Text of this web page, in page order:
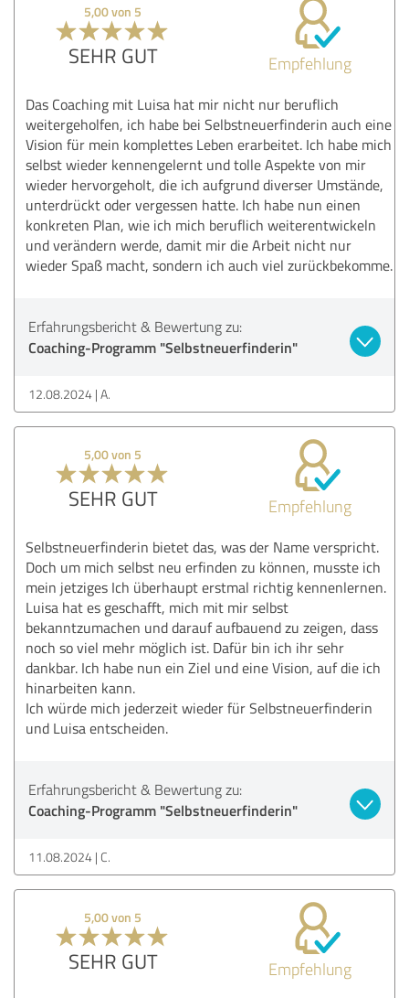
5,00 von 5
SEHR GUT Empfehlung
Das Coaching mit Luisa hat mir nicht nur beruflich
weitergeholfen, ich habe bei Selbstneuerfinderin auch eine
Vision für mein komplettes Leben erarbeitet. Ich habe mich
selbst wieder kennengelernt und tolle Aspekte von mir
wieder hervorgeholt, die ich aufgrund diverser Umstände,
unterdrückt oder vergessen hatte. Ich habe nun einen
konkreten Plan, wie ich mich beruflich weiterentwickeln
und verändern werde, damit mir die Arbeit nicht nur
wieder Spaß macht, sondern ich auch viel zurückbekomme.
Erfahrungsbericht & Bewertung zu:
Coaching-Programm "Selbstneuerfinderin"
12.08.2024 A.
5,00 von 5
SEHR GUT Empfehlung
Selbstneuerfinderin bietet das, was der Name verspricht.
Doch um mich selbst neu erfinden zu können, musste ich
mein jetziges Ich überhaupt erstmal richtig kennenlernen.
Luisa hat es geschafft, mich mit mir selbst
bekanntzumachen und darauf aufbauend zu zeigen, dass
noch so viel mehr möglich ist. Dafür bin ich ihr sehr
dankbar. Ich habe nun ein Ziel und eine Vision, auf die ich
hinarbeiten kann.
Ich würde mich jederzeit wieder für Selbstneuerfinderin
und Luisa entscheiden.
Erfahrungsbericht & Bewertung zu:
Coaching-Programm "Selbstneuerfinderin"
11.08.2024 C.
5,00 von 5
SEHR GUT Empfehlung